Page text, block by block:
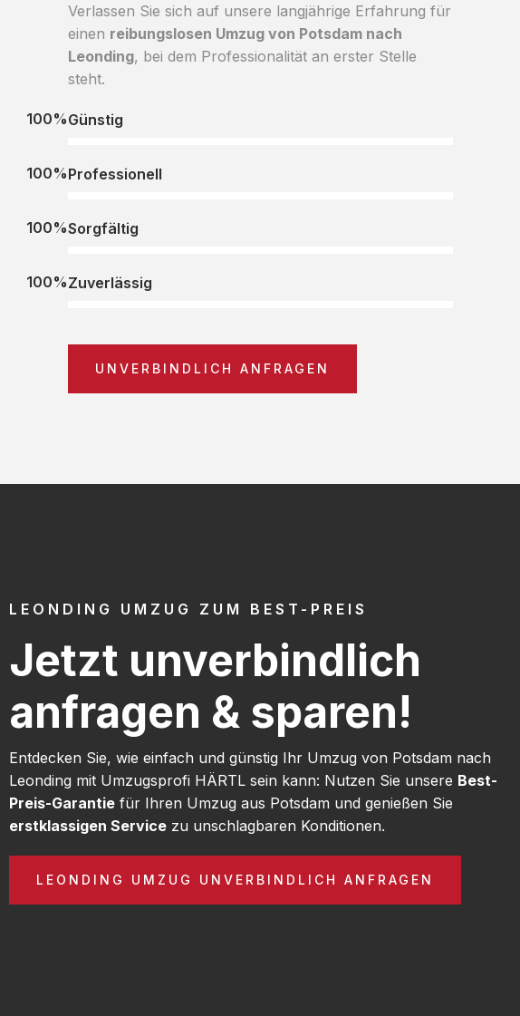
Verlassen Sie sich auf unsere langjährige Erfahrung für
einen reibungslosen Umzug von Potsdam nach
Leonding, bei dem Professionalität an erster Stelle
steht.
Günstig
100%
Professionell
100%
Sorgfältig
100%
Zuverlässig
100%
UNVERBINDLICH ANFRAGEN
LEONDING UMZUG ZUM BEST-PREIS
Jetzt unverbindlich
anfragen & sparen!
Entdecken Sie, wie einfach und günstig Ihr Umzug von Potsdam nach
Leonding mit Umzugsprofi HÄRTL sein kann: Nutzen Sie unsere Best-
Preis-Garantie für Ihren Umzug aus Potsdam und genießen Sie
erstklassigen Service zu unschlagbaren Konditionen.
LEONDING UMZUG UNVERBINDLICH ANFRAGEN